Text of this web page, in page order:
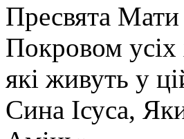
Пресвята
Покровом усіх
які живуть у
Сина Ісуса,